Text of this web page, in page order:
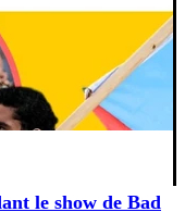
le show de Bad